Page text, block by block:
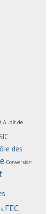
Audit de
des
Conversion
FEC